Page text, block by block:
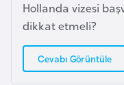
Hollanda vizesi
dikkat etmeli?
Cevabı Görüntüle
a
r